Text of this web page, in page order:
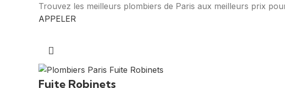
Trouvez les meilleurs plombiers de Paris aux meilleurs prix
APPELER
Fuite Robinets